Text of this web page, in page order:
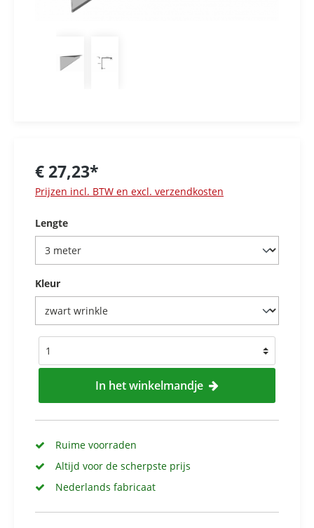
€ 27,23*
Prijzen incl. BTW en excl. verzendkosten
Lengte
Kleur
In het winkelmandje
Ruime voorraden
Altijd voor de scherpste prijs
Nederlands fabricaat